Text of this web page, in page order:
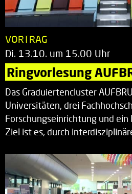
VORTRAG
Di. 13.10. um 15.00 Uhr
Ringvorlesung
Das Graduiertencluster
Universitäten, drei
Forschungseinrichtung und
Ziel ist es, durch